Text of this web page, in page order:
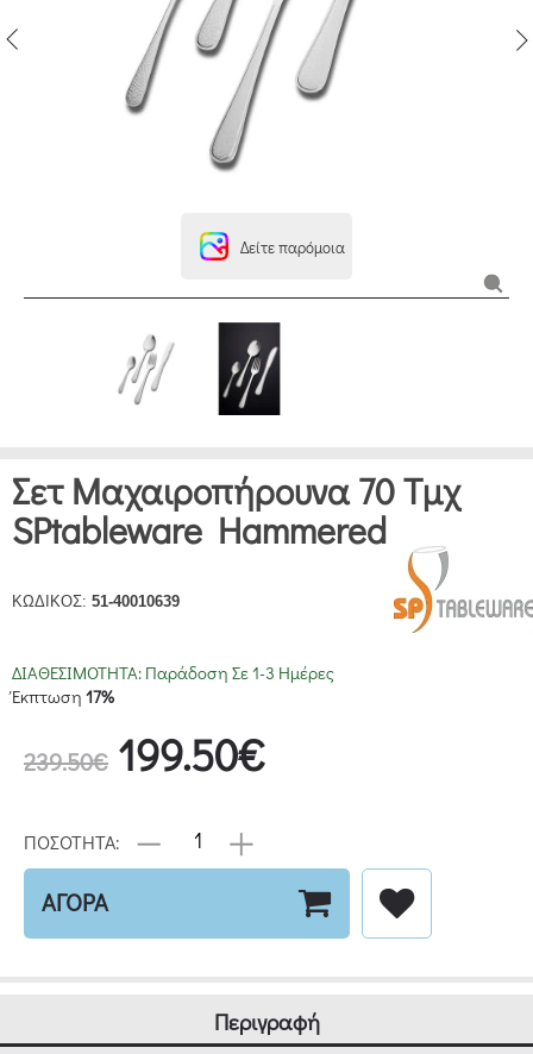
Δείτε παρόμοια
Σετ Μαχαιροπήρουνα 70 Τμχ
SPtableware Hammered
ΚΩΔΙΚΟΣ: 51-40010639
ΔΙΑΘΕΣΙΜΟΤΗΤΑ: Παράδοση Σε 1-3 Ημέρες
Έκπτωση 17%
239.50€ 199.50€
ΠΟΣΟΤΗΤΑ:
ΑΓΟΡΑ
Περιγραφή